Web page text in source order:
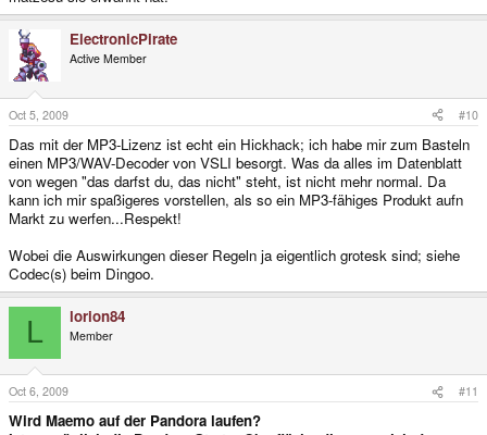
ElectronicPirate
Active Member
Oct 5, 2009 #10
Das mit der MP3-Lizenz ist echt ein Hickhack; ich habe mir zum Basteln
einen MP3/WAV-Decoder von VSLI besorgt. Was da alles im Datenblatt
von wegen "das darfst du, das nicht" steht, ist nicht mehr normal. Da
kann ich mir spaßigeres vorstellen, als so ein MP3-fähiges Produkt aufn
Markt zu werfen...Respekt!
Wobei die Auswirkungen dieser Regeln ja eigentlich grotesk sind; siehe
Codec(s) beim Dingoo.
L lorion84
Member
Oct 6, 2009 #11
Wird Maemo auf der Pandora laufen?